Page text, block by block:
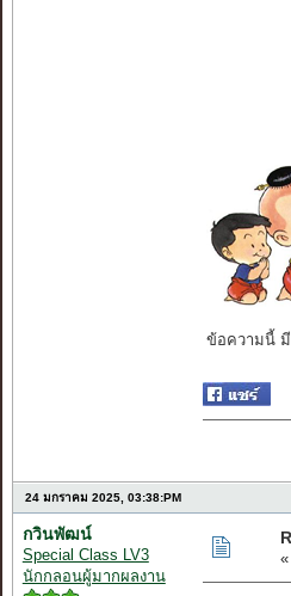
ข้อความนี้
24 มกราคม 2025, 03:38:PM
กวินพัฒน์
Special Class LV3
นักกลอนผู้มากผลงาน
«